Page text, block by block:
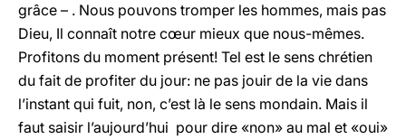
grâce – . Nous pouvons tromper les hommes, mais pas
Dieu, Il connaît notre cœur mieux que nous-mêmes.
Profitons du moment présent! Tel est le sens chrétien
du fait de profiter du jour: ne pas jouir de la vie dans
l’instant qui fuit, non, c’est là le sens mondain. Mais il
faut saisir l’aujourd’hui pour dire «non» au mal et «oui»